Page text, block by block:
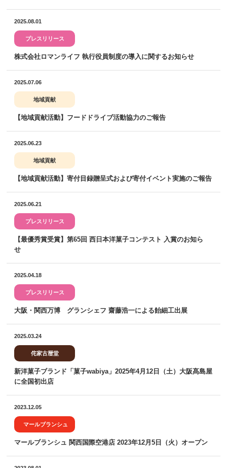
2025.08.01
プレスリリース
株式会社ロマンライフ 執行役員制度の導入に関するお知らせ
2025.07.06
地域貢献
【地域貢献活動】フードドライブ活動協力のご報告
2025.06.23
地域貢献
【地域貢献活動】寄付目録贈呈式および寄付イベント実施のご報告
2025.06.21
プレスリリース
【最優秀賞受賞】第65回 西日本洋菓子コンテスト 入賞のお知ら
せ
2025.04.18
プレスリリース
大阪・関西万博 グランシェフ 齋藤浩一による飴細工出展
2025.03.24
侘家古暦堂
新洋菓子ブランド「菓子wabiya」2025年4月12日（土）大阪髙島屋
に全国初出店
2023.12.05
マールブランシュ
マールブランシュ 関西国際空港店 2023年12月5日（火）オープン